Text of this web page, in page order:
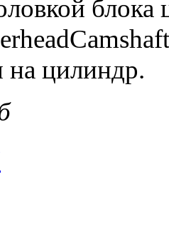
на цилиндр.